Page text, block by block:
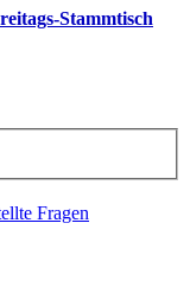
Stammtisch
Fragen